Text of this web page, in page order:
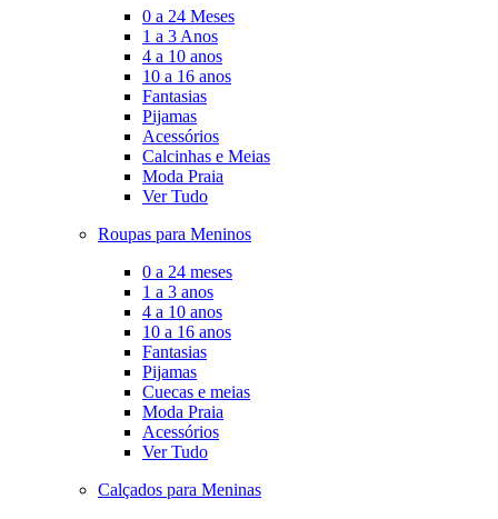
0 a 24 Meses
1 a 3 Anos
4 a 10 anos
10 a 16 anos
Fantasias
Pijamas
Acessórios
Calcinhas e Meias
Moda Praia
Ver Tudo
Roupas para Meninos
0 a 24 meses
1 a 3 anos
4 a 10 anos
10 a 16 anos
Fantasias
Pijamas
Cuecas e meias
Moda Praia
Acessórios
Ver Tudo
Calçados para Meninas